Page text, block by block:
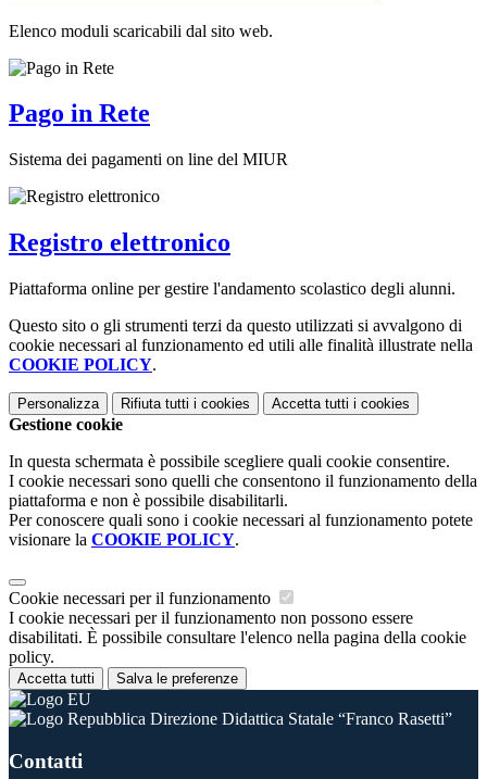
Elenco moduli scaricabili dal sito web.
Pago in Rete
Sistema dei pagamenti on line del MIUR
Registro elettronico
Piattaforma online per gestire l'andamento scolastico degli alunni.
Questo sito o gli strumenti terzi da questo utilizzati si avvalgono di
cookie necessari al funzionamento ed utili alle finalità illustrate nella
COOKIE POLICY.
Personalizza Rifiuta tutti i cookies Accetta tutti i cookies
Gestione cookie
In questa schermata è possibile scegliere quali cookie consentire.
I cookie necessari sono quelli che consentono il funzionamento della
piattaforma e non è possibile disabilitarli.
Per conoscere quali sono i cookie necessari al funzionamento potete
visionare la COOKIE POLICY.
Cookie necessari per il funzionamento
I cookie necessari per il funzionamento non possono essere
disabilitati. È possibile consultare l'elenco nella pagina della cookie
policy.
Accetta tutti Salva le preferenze
Direzione Didattica Statale “Franco Rasetti”
Contatti